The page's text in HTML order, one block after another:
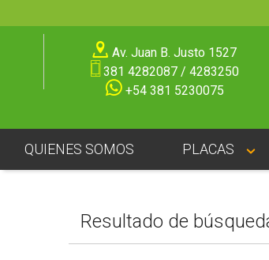
Av. Juan B. Justo 1527
381 4282087 / 4283250
+54 381 5230075
QUIENES SOMOS PLACAS
Resultado de